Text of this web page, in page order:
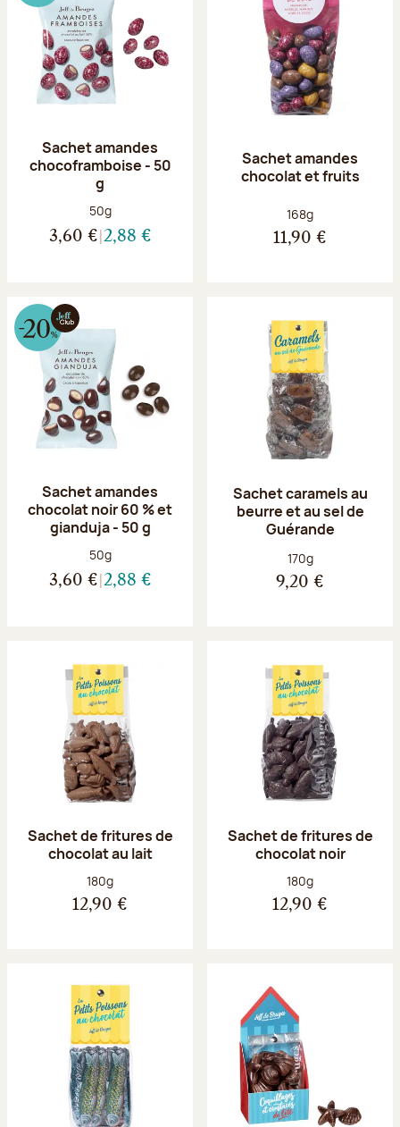
Sachet amandes
chocoframboise - 50
g
Poids net :
50g
3,60 € 2,88 €
Sachet amandes
chocolat et fruits
Poids net :
168g
11,90 €
Sachet amandes
chocolat noir 60 % et
gianduja - 50 g
Poids net :
50g
3,60 € 2,88 €
Sachet caramels au
beurre et au sel de
Guérande
Poids net :
170g
9,20 €
Sachet de fritures de
chocolat au lait
Poids net :
180g
12,90 €
Sachet de fritures de
chocolat noir
Poids net :
180g
12,90 €